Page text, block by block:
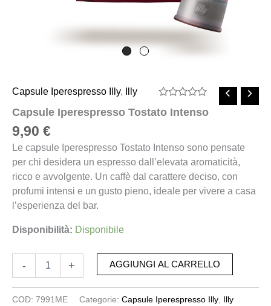
0
Capsule Iperespresso Illy, Illy
Capsule Iperespresso Tostato Intenso
9,90 €
Le capsule Iperespresso Tostato Intenso sono pensate
per chi desidera un espresso dall’elevata aromaticità,
ricco e avvolgente. Un caffè dal carattere deciso, con
profumi intensi e un gusto pieno, ideale per vivere a casa
l’esperienza del bar.
Disponibilità: Disponibile
- + AGGIUNGI AL CARRELLO
COD: 7991ME Categorie: Capsule Iperespresso Illy Illy